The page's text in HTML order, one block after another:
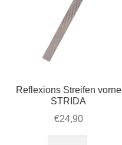
Reflexions Streifen vorne
STRIDA
€24,90